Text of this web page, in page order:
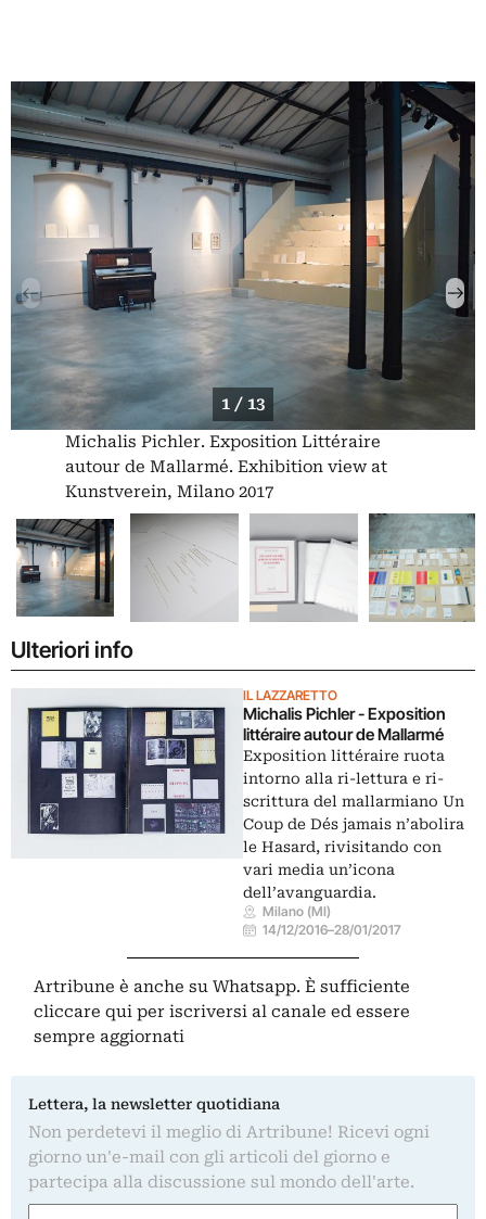
1 / 13
Michalis Pichler. Exposition Littéraire
autour de Mallarmé. Exhibition view at
Kunstverein, Milano 2017
Ulteriori info
IL LAZZARETTO
Michalis Pichler - Exposition
littéraire autour de Mallarmé
Exposition littéraire ruota
intorno alla ri-lettura e ri-
scrittura del mallarmiano Un
Coup de Dés jamais n’abolira
le Hasard, rivisitando con
vari media un’icona
dell’avanguardia.
Milano (MI)
14/12/2016–28/01/2017
Artribune è anche su Whatsapp. È sufficiente
cliccare qui per iscriversi al canale ed essere
sempre aggiornati
Lettera, la newsletter quotidiana
Non perdetevi il meglio di Artribune! Ricevi ogni
giorno un'e-mail con gli articoli del giorno e
partecipa alla discussione sul mondo dell'arte.